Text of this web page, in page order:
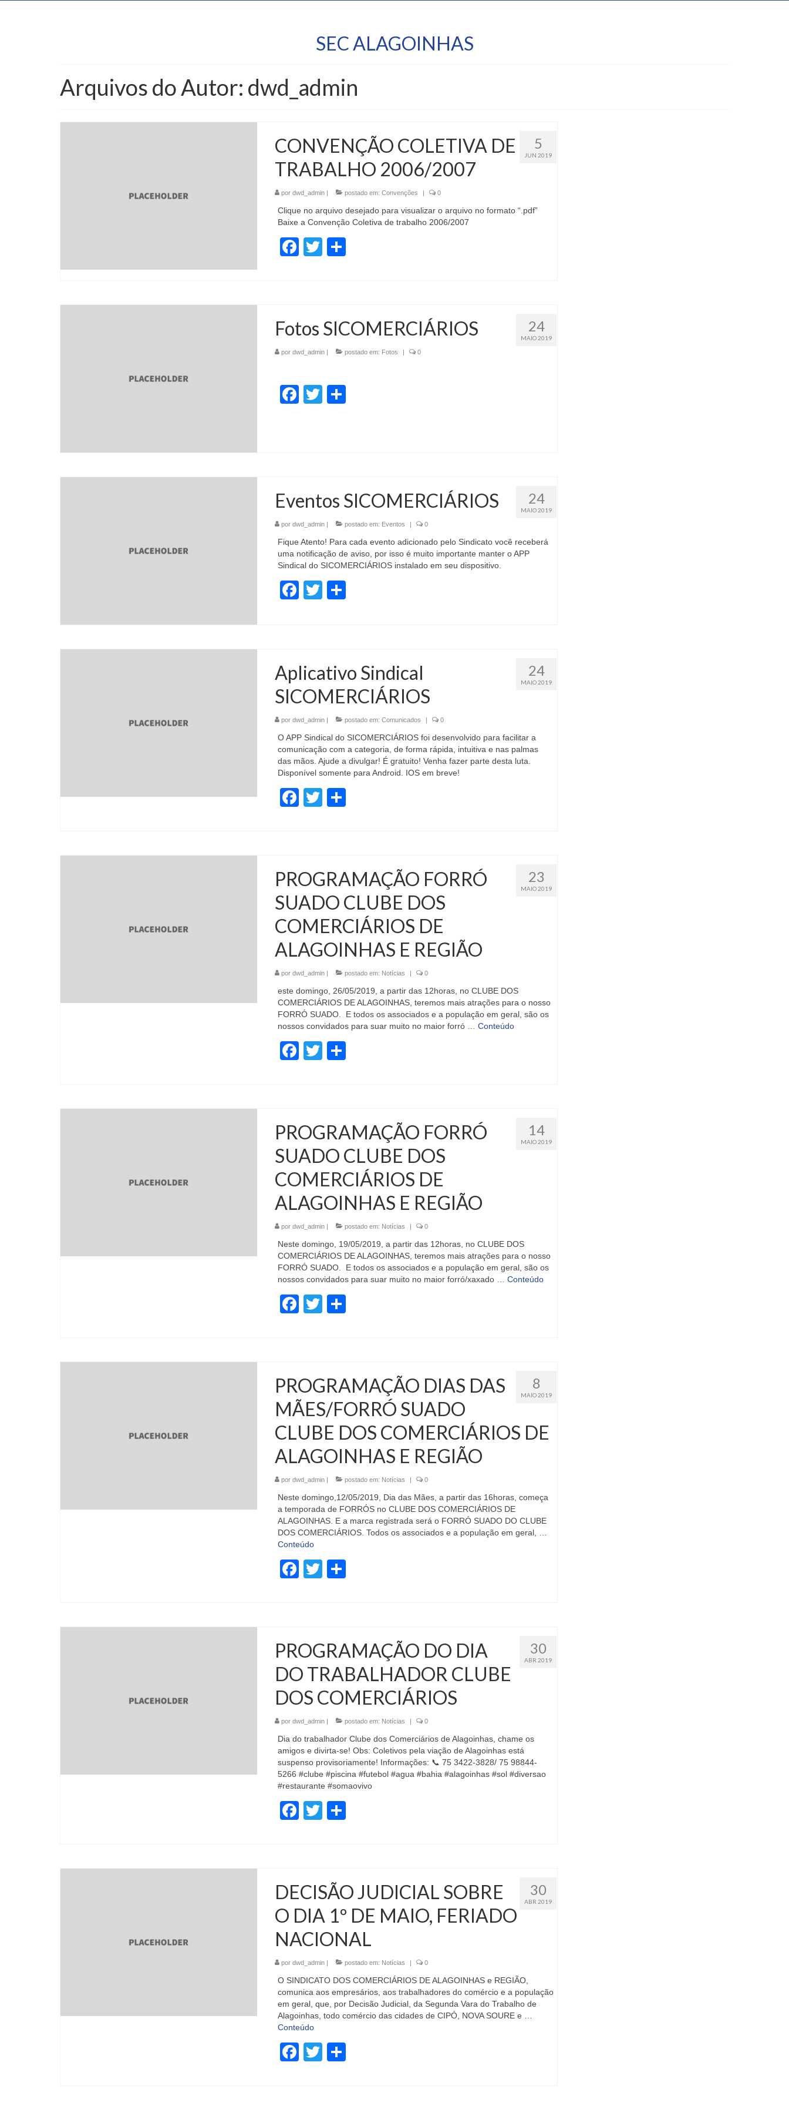
SEC ALAGOINHAS
Arquivos do Autor: dwd_admin
5
JUN 2019
CONVENÇÃO COLETIVA DE
TRABALHO 2006/2007
por dwd_admin| postado em: Convenções | 0
Clique no arquivo desejado para visualizar o arquivo no formato “.pdf”
Baixe a Convenção Coletiva de trabalho 2006/2007
Facebook
Twitter
24
MAIO 2019
Fotos SICOMERCIÁRIOS
por dwd_admin| postado em: Fotos | 0
Facebook
Twitter
24
MAIO 2019
Eventos SICOMERCIÁRIOS
por dwd_admin| postado em: Eventos | 0
Fique Atento! Para cada evento adicionado pelo Sindicato você receberá
uma notificação de aviso, por isso é muito importante manter o APP
Sindical do SICOMERCIÁRIOS instalado em seu dispositivo.
Facebook
Twitter
24
MAIO 2019
Aplicativo Sindical
SICOMERCIÁRIOS
por dwd_admin| postado em: Comunicados | 0
O APP Sindical do SICOMERCIÁRIOS foi desenvolvido para facilitar a
comunicação com a categoria, de forma rápida, intuitiva e nas palmas
das mãos. Ajude a divulgar! É gratuito! Venha fazer parte desta luta.
Disponível somente para Android. IOS em breve!
Facebook
Twitter
23
MAIO 2019
PROGRAMAÇÃO FORRÓ
SUADO CLUBE DOS
COMERCIÁRIOS DE
ALAGOINHAS E REGIÃO
por dwd_admin| postado em: Notícias | 0
este domingo, 26/05/2019, a partir das 12horas, no CLUBE DOS
COMERCIÁRIOS DE ALAGOINHAS, teremos mais atrações para o nosso
FORRÓ SUADO. E todos os associados e a população em geral, são os
nossos convidados para suar muito no maior forró … Conteúdo
Facebook
Twitter
14
MAIO 2019
PROGRAMAÇÃO FORRÓ
SUADO CLUBE DOS
COMERCIÁRIOS DE
ALAGOINHAS E REGIÃO
por dwd_admin| postado em: Notícias | 0
Neste domingo, 19/05/2019, a partir das 12horas, no CLUBE DOS
COMERCIÁRIOS DE ALAGOINHAS, teremos mais atrações para o nosso
FORRÓ SUADO. E todos os associados e a população em geral, são os
nossos convidados para suar muito no maior forró/xaxado … Conteúdo
Facebook
Twitter
8
MAIO 2019
PROGRAMAÇÃO DIAS DAS
MÃES/FORRÓ SUADO
CLUBE DOS COMERCIÁRIOS DE
ALAGOINHAS E REGIÃO
por dwd_admin| postado em: Notícias | 0
Neste domingo,12/05/2019, Dia das Mães, a partir das 16horas, começa
a temporada de FORRÓS no CLUBE DOS COMERCIÁRIOS DE
ALAGOINHAS. E a marca registrada será o FORRÓ SUADO DO CLUBE
DOS COMERCIÁRIOS. Todos os associados e a população em geral, …
Conteúdo
Facebook
Twitter
30
ABR 2019
PROGRAMAÇÃO DO DIA
DO TRABALHADOR CLUBE
DOS COMERCIÁRIOS
por dwd_admin| postado em: Notícias | 0
Dia do trabalhador Clube dos Comerciários de Alagoinhas, chame os
amigos e divirta-se! Obs: Coletivos pela viação de Alagoinhas está
suspenso provisoriamente! Informações: 📞 75 3422-3828/ 75 98844-
5266 #clube #piscina #futebol #agua #bahia #alagoinhas #sol #diversao
#restaurante #somaovivo
Facebook
Twitter
30
ABR 2019
DECISÃO JUDICIAL SOBRE
O DIA 1º DE MAIO, FERIADO
NACIONAL
por dwd_admin| postado em: Notícias | 0
O SINDICATO DOS COMERCIÁRIOS DE ALAGOINHAS e REGIÃO,
comunica aos empresários, aos trabalhadores do comércio e a população
em geral, que, por Decisão Judicial, da Segunda Vara do Trabalho de
Alagoinhas, todo comércio das cidades de CIPÓ, NOVA SOURE e …
Conteúdo
Facebook
Twitter